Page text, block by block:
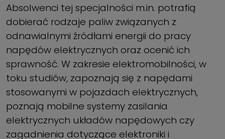
Absolwenci tej specjalności m.in. potrafią
dobierać rodzaje paliw związanych z
odnawialnymi źródłami energii do pracy
napędów elektrycznych oraz ocenić ich
sprawność. W zakresie elektromobilności, w
toku studiów, zapoznają się z napędami
stosowanymi w pojazdach elektrycznych,
poznają mobilne systemy zasilania
elektrycznych układów napędowych czy
zagadnienia dotyczące elektroniki i